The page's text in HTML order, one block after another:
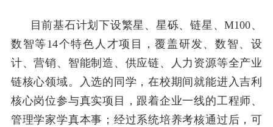
目前基石计划下设繁星、星砾、链星、M100、
数智等14个特色人才项目，覆盖研发、数智、设
计、营销、智能制造、供应链、人力资源等全产业
链核心领域。入选的同学，在校期间就能进入吉利
核心岗位参与真实项目，跟着企业一线的工程师、
管理学家学真本事；经过系统培养考核通过后，可